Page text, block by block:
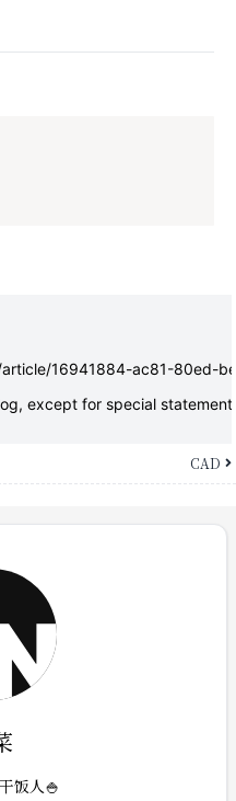
16941884-ac81-80ed-
except for special
CAD
饭人🍚